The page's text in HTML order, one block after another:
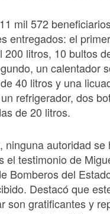
mil 572
entregados: el
200 litros, 10 bultos
un calentador
40 litros y una
refrigerador, dos
de 20 litros.
ninguna autoridad
el testimonio de
Bomberos del
Destacó que
son gratificantes y